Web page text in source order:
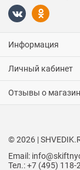
Информация
Личный кабинет
Отзывы о
© 2026 |
Email:
Тел.: +7 (495) 118-